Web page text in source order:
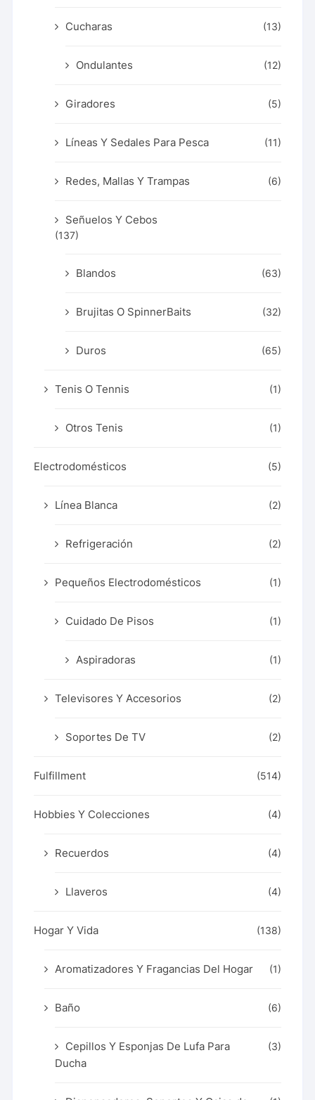
Cucharas (13)
Ondulantes (12)
Giradores (5)
Líneas Y Sedales Para Pesca (11)
Redes, Mallas Y Trampas (6)
Señuelos Y Cebos
(137)
Blandos (63)
Brujitas O SpinnerBaits (32)
Duros (65)
Tenis O Tennis (1)
Otros Tenis (1)
Electrodomésticos (5)
Línea Blanca (2)
Refrigeración (2)
Pequeños Electrodomésticos (1)
Cuidado De Pisos (1)
Aspiradoras (1)
Televisores Y Accesorios (2)
Soportes De TV (2)
Fulfillment (514)
Hobbies Y Colecciones (4)
Recuerdos (4)
Llaveros (4)
Hogar Y Vida (138)
Aromatizadores Y Fragancias Del Hogar (1)
Baño (6)
Cepillos Y Esponjas De Lufa Para
Ducha
(3)